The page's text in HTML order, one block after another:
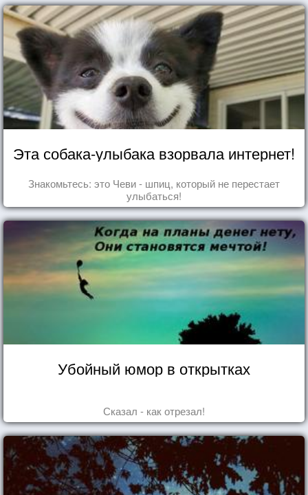
Эта собака-улыбака взорвала интернет!
Знакомьтесь: это Чеви - шпиц, который не перестает
улыбаться!
Убойный юмор в открытках
Сказал - как отрезал!